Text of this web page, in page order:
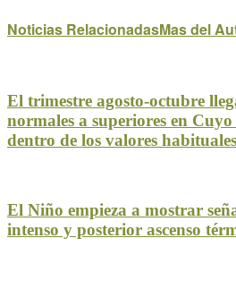
Noticias RelacionadasMas del
El trimestre agosto-octubre
normales a superiores en
dentro de los valores habituales
El Niño empieza a mostrar
intenso y posterior ascenso